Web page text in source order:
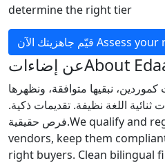
determine the right tier
قيّم جاهزيتك الآن Assess your
عن إضاءاتAbout
نبقيها متوافقة، ونظهرها
ثنائية اللغة نظيفة. تقديمات ذكية.
فرص حقيقية.We qualify and
vendors, keep them
right buyers. Clean bilingual